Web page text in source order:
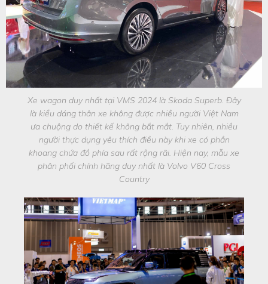
Xe wagon duy nhất tại VMS 2024 là Skoda Superb. Đây
là kiểu dáng thân xe không được nhiều người Việt Nam
ưa chuộng do thiết kế không bắt mắt. Tuy nhiên, nhiều
người thực dụng yêu thích điều này khi xe có phần
khoang chứa đồ phía sau rất rộng rãi. Hiện nay, mẫu xe
phân phối chính hãng duy nhất là Volvo V60 Cross
Country